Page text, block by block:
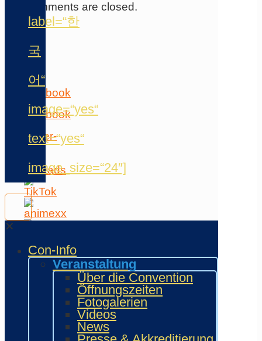
label=“한
국
어“
image=“yes“
text=“yes“
image_size=“24″]
✕
Con-Info
Veranstaltung
Über die Convention
Öffnungszeiten
Fotogalerien
Videos
News
Comments are closed.
Folge
auf
Kommende